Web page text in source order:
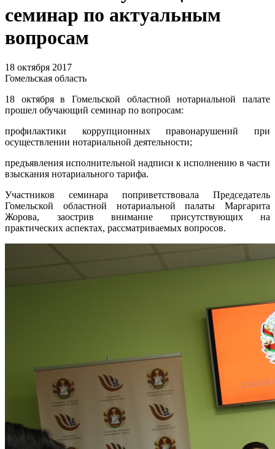
семинар по актуальным
вопросам
18 октября 2017
Гомельская область
18 октября в Гомельской областной нотариальной палате
прошел обучающий семинар по вопросам:
профилактики коррупционных правонарушений при
осуществлении нотариальной деятельности;
предъявления исполнительной надписи к исполнению в части
взыскания нотариального тарифа.
Участников семинара поприветствовала Председатель
Гомельской областной нотариальной палаты Маргарита
Жорова, заострив внимание присутствующих на
практических аспектах, рассматриваемых вопросов.